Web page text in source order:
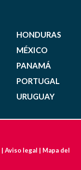
HONDURAS
MÉXICO
PANAMÁ
PORTUGAL
URUGUAY
| Aviso legal | Mapa del